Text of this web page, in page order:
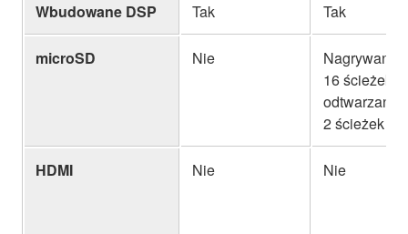
Wbudowane DSP Tak Tak
microSD Nie
Nagrywanie
16 ścieżek /
odtwarzanie
2 ścieżek
HDMI Nie Nie